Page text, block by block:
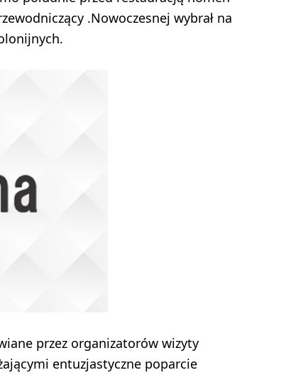
.Nowoczesnej wybrał na
przez organizatorów wizyty
entuzjastyczne poparcie